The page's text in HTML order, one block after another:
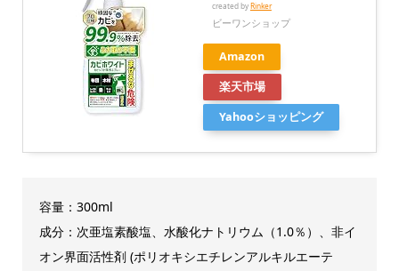
created byRinker
ビーワンショップ
Amazon
楽天市場
Yahooショッピング
容量：300ml
成分：次亜塩素酸塩、水酸化ナトリウム（1.0％）、非イ
オン界面活性剤 (ポリオキシエチレンアルキルエーテ